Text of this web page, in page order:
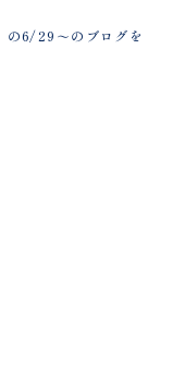
の6/29～のブログを